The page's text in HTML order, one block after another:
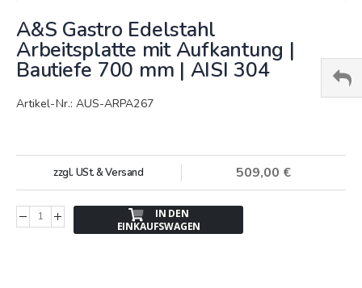
zum
Anfang
der
Bildergalerie
A&S Gastro Edelstahl
Arbeitsplatte mit Aufkantung |
Bautiefe 700 mm | AISI 304
Artikel-Nr.: AUS-ARPA267
509,00 €
zzgl. USt. & Versand
IN DEN
EINKAUFSWAGEN